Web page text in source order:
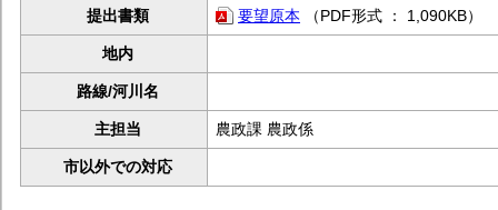
提出書類
要望原本 （PDF形式 ： 1,090KB）
地内
路線/河川名
主担当 農政課 農政係
市以外での対応